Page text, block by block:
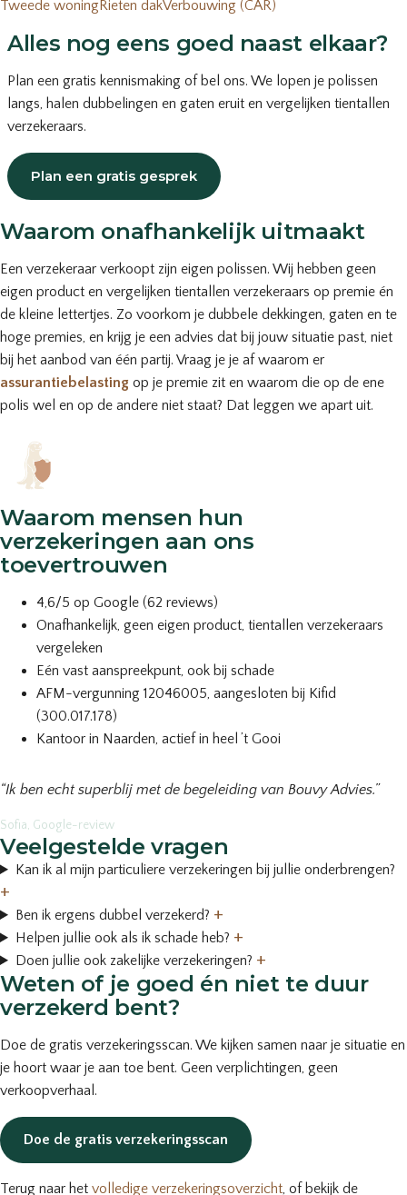
Tweede woningRieten dakVerbouwing (CAR)
Alles nog eens goed naast elkaar?
Plan een gratis kennismaking of bel ons. We lopen je polissen
langs, halen dubbelingen en gaten eruit en vergelijken tientallen
verzekeraars.
Plan een gratis gesprek
Waarom onafhankelijk uitmaakt
Een verzekeraar verkoopt zijn eigen polissen. Wij hebben geen
eigen product en vergelijken tientallen verzekeraars op premie én
de kleine lettertjes. Zo voorkom je dubbele dekkingen, gaten en te
hoge premies, en krijg je een advies dat bij jouw situatie past, niet
bij het aanbod van één partij. Vraag je je af waarom er
assurantiebelasting op je premie zit en waarom die op de ene
polis wel en op de andere niet staat? Dat leggen we apart uit.
Waarom mensen hun
verzekeringen aan ons
toevertrouwen
4,6/5 op Google (62 reviews)
Onafhankelijk, geen eigen product, tientallen verzekeraars
vergeleken
Eén vast aanspreekpunt, ook bij schade
AFM-vergunning 12046005, aangesloten bij Kifid
(300.017.178)
Kantoor in Naarden, actief in heel ’t Gooi
“Ik ben echt superblij met de begeleiding van Bouvy Advies.”
Sofia, Google-review
Veelgestelde vragen
Kan ik al mijn particuliere verzekeringen bij jullie onderbrengen?
+
Ben ik ergens dubbel verzekerd? +
Helpen jullie ook als ik schade heb? +
Doen jullie ook zakelijke verzekeringen? +
Weten of je goed én niet te duur
verzekerd bent?
Doe de gratis verzekeringsscan. We kijken samen naar je situatie en
je hoort waar je aan toe bent. Geen verplichtingen, geen
verkoopverhaal.
Doe de gratis verzekeringsscan
Terug naar het volledige verzekeringsoverzicht, of bekijk de